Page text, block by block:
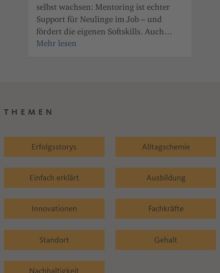
selbst wachsen: Mentoring ist echter
Support für Neulinge im Job – und
fördert die eigenen Softskills. Auch
Unternehmen der Chemie- und
THEMEN
Erfolgsstorys Alltagschemie
Einfach erklärt Ausbildung
Innovationen Fachkräfte
Standort Gehalt
Nachhaltigkeit